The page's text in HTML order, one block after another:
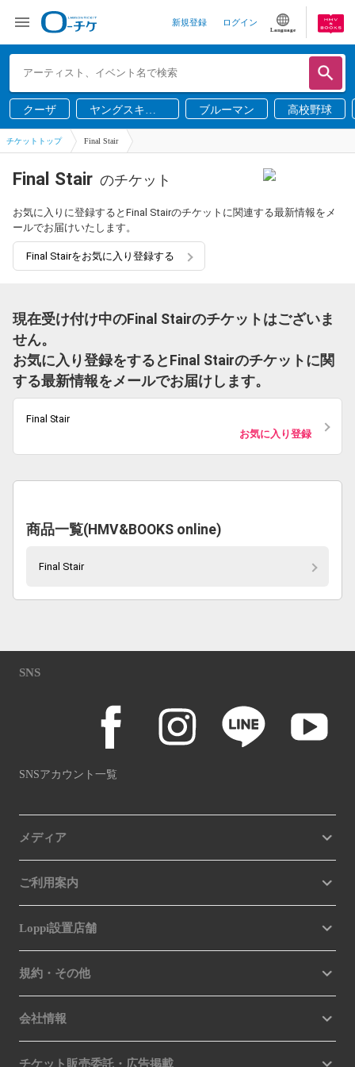
新規登録 ログイン
Language
クーザ
ヤングスキニ
ー
ブルーマン 高校野球
チケットトップ Final Stair
Final Stair のチケット
お気に入りに登録するとFinal Stairのチケットに関連する最新情報をメ
ールでお届けいたします。
Final Stairをお気に入り登録する
現在受け付け中のFinal Stairのチケットはございま
せん。
お気に入り登録をするとFinal Stairのチケットに関
する最新情報をメールでお届けします。
Final Stair
お気に入り登録
商品一覧(HMV&BOOKS online)
Final Stair
SNS
SNSアカウント一覧
メディア
ご利用案内
Loppi設置店舗
規約・その他
会社情報
チケット販売委託・広告掲載